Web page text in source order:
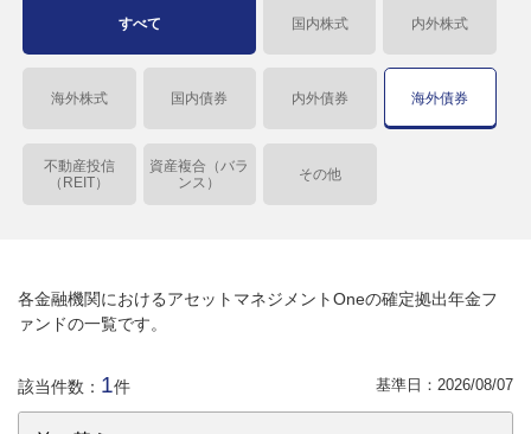
すべて 国内株式 内外株式
海外株式 国内債券 内外債券 海外債券
不動産投信
（REIT）
資産複合（バラ
ンス）
その他
各金融機関におけるアセットマネジメントOneの確定拠出年金フ
ァンドの一覧です。
該当件数： 1件 基準日： 2026/08/07